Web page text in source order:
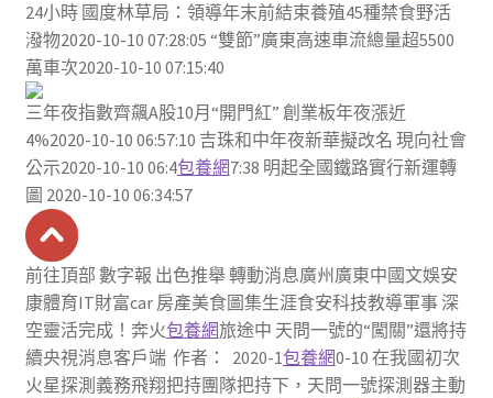
24小時 國度林草局：領導年末前結束養殖45種禁食野活
潑物2020-10-10 07:28:05 “雙節”廣東高速車流總量超5500
萬車次2020-10-10 07:15:40
三年夜指數齊飆A股10月“開門紅” 創業板年夜漲近
4%2020-10-10 06:57:10 吉珠和中年夜新華擬改名 現向社會
公示2020-10-10 06:4包養網7:38 明起全國鐵路實行新運轉
圖 2020-10-10 06:34:57
前往頂部 數字報 出色推舉 轉動消息廣州廣東中國文娛安
康體育IT財富car 房產美食圖集生涯食安科技教導軍事 深
空靈活完成！奔火包養網旅途中 天問一號的“闖關”還將持
續央視消息客戶端 作者： 2020-1包養網0-10 在我國初次
火星探測義務飛翔把持團隊把持下，天問一號探測器主動